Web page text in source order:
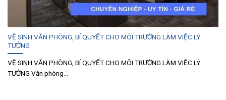
VỆ SINH VĂN PHÒNG, BÍ QUYẾT CHO MÔI TRƯỜNG LÀM VIỆC LÝ
TƯỞNG
VỆ SINH VĂN PHÒNG, BÍ QUYẾT CHO MÔI TRƯỜNG LÀM VIỆC LÝ
TƯỞNG Văn phòng...